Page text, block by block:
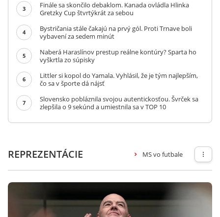
3
Finále sa skončilo debaklom. Kanada ovládla Hlinka
Gretzky Cup štvrtýkrát za sebou
4
Bystričania stále čakajú na prvý gól. Proti Trnave boli
vybavení za sedem minút
5
Naberá Haraslínov prestup reálne kontúry? Sparta ho
vyškrtla zo súpisky
6
Littler si kopol do Yamala. Vyhlásil, že je tým najlepším,
čo sa v športe dá nájsť
7
Slovensko pobláznila svojou autentickosťou. Švrček sa
zlepšila o 9 sekúnd a umiestnila sa v TOP 10
REPREZENTÁCIE MS vo futbale